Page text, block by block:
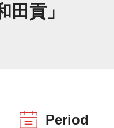
田貢」
Period